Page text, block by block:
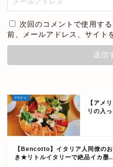
次回のコメントで使用す
前、メールアドレス、サイト
【アメ
リの入
【Bencotto】イタリア人同僚の
き★リトルイタリーで絶品イカ墨